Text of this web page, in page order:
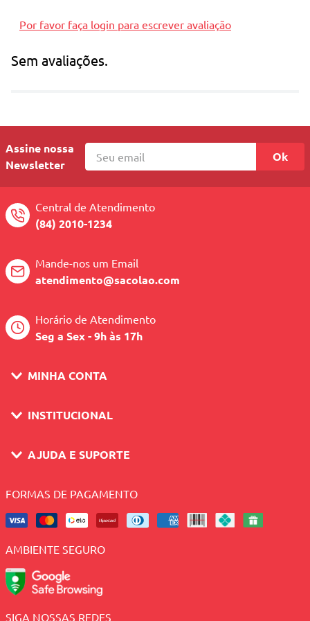
Por favor faça login para escrever avaliação
Sem avaliações.
Assine nossa
Newsletter
Ok
Central de Atendimento
(84) 2010-1234
Mande-nos um Email
atendimento@sacolao.com
Horário de Atendimento
Seg a Sex - 9h às 17h
MINHA CONTA
INSTITUCIONAL
AJUDA E SUPORTE
FORMAS DE PAGAMENTO
AMBIENTE SEGURO
SIGA NOSSAS REDES